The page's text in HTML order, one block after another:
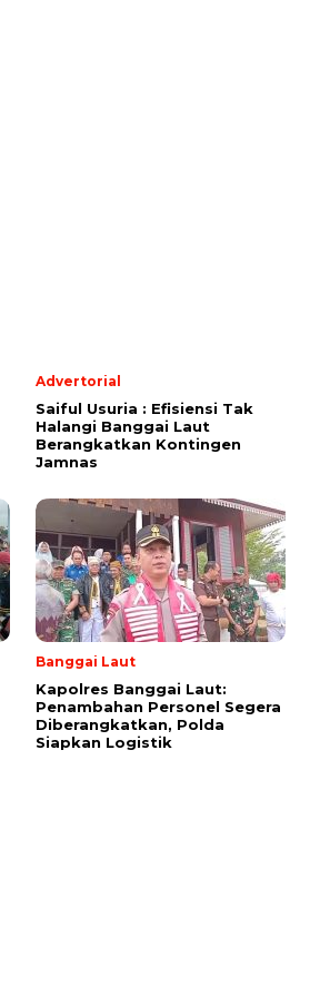
Advertorial
Saiful Usuria : Efisiensi Tak
Halangi Banggai Laut
Berangkatkan Kontingen
Jamnas
Banggai Laut
Kapolres Banggai Laut:
Penambahan Personel Segera
Diberangkatkan, Polda
Siapkan Logistik